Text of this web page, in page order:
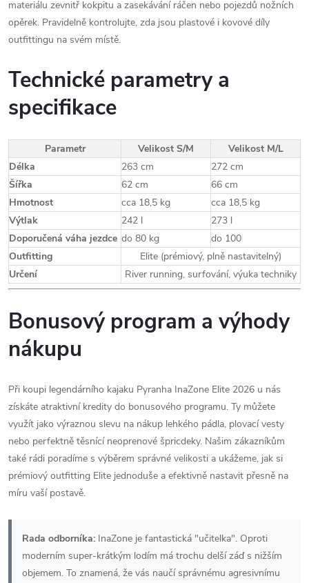
materiálu zevnitř kokpitu a zasekávání ráčen nebo pojezdů nožních
opěrek. Pravidelně kontrolujte, zda jsou plastové i kovové díly
outfittingu na svém místě.
Technické parametry a
specifikace
Parametr Velikost S/M
Velikost M/L
Délka
263 cm
272 cm
Šířka
62 cm
66 cm
Hmotnost
cca 18,5 kg
cca 18,5 kg
Výtlak
242 l
273 l
Doporučená váha jezdce do 80 kg
do 100
Outfitting
Elite (prémiový, plně nastavitelný)
Určení
River running, surfování, výuka techniky
Bonusový program a výhody
nákupu
Při koupi legendárního kajaku Pyranha InaZone Elite 2026 u nás
získáte atraktivní kredity do bonusového programu. Ty můžete
využít jako výraznou slevu na nákup lehkého pádla, plovací vesty
nebo perfektně těsnící neoprenové špricdeky. Našim zákazníkům
také rádi poradíme s výběrem správné velikosti a ukážeme, jak si
prémiový outfitting Elite jednoduše a efektivně nastavit přesně na
míru vaší postavě.
Rada odborníka: InaZone je fantastická "učitelka". Oproti
moderním super-krátkým lodím má trochu delší záď s nižším
objemem. To znamená, že vás naučí správnému agresivnímu